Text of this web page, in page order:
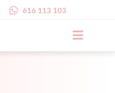
616 113 103